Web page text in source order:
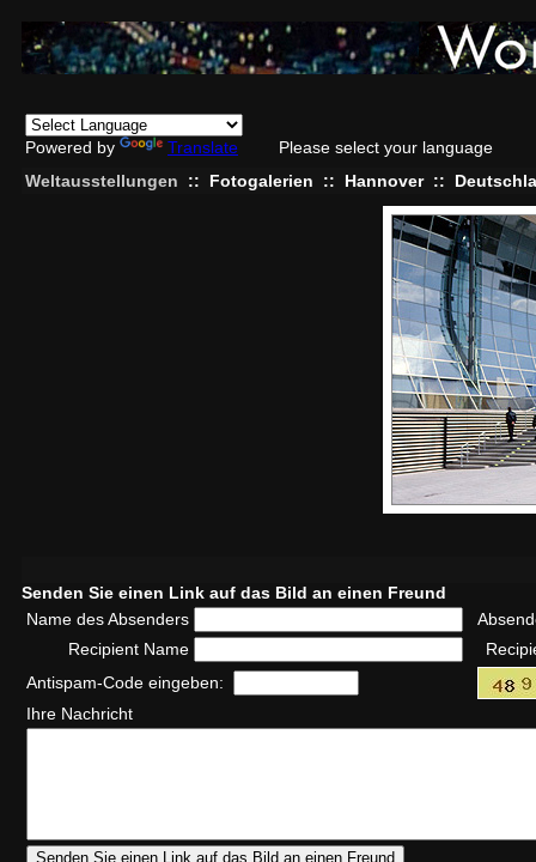
Powered by Translate
Please select your language
Weltausstellungen
:: Fotogalerien :: Hannover ::
Senden Sie einen Link auf das Bild an einen Freund
Name des Absenders
Recipient Name
Antispam-Code eingeben:
Ihre Nachricht